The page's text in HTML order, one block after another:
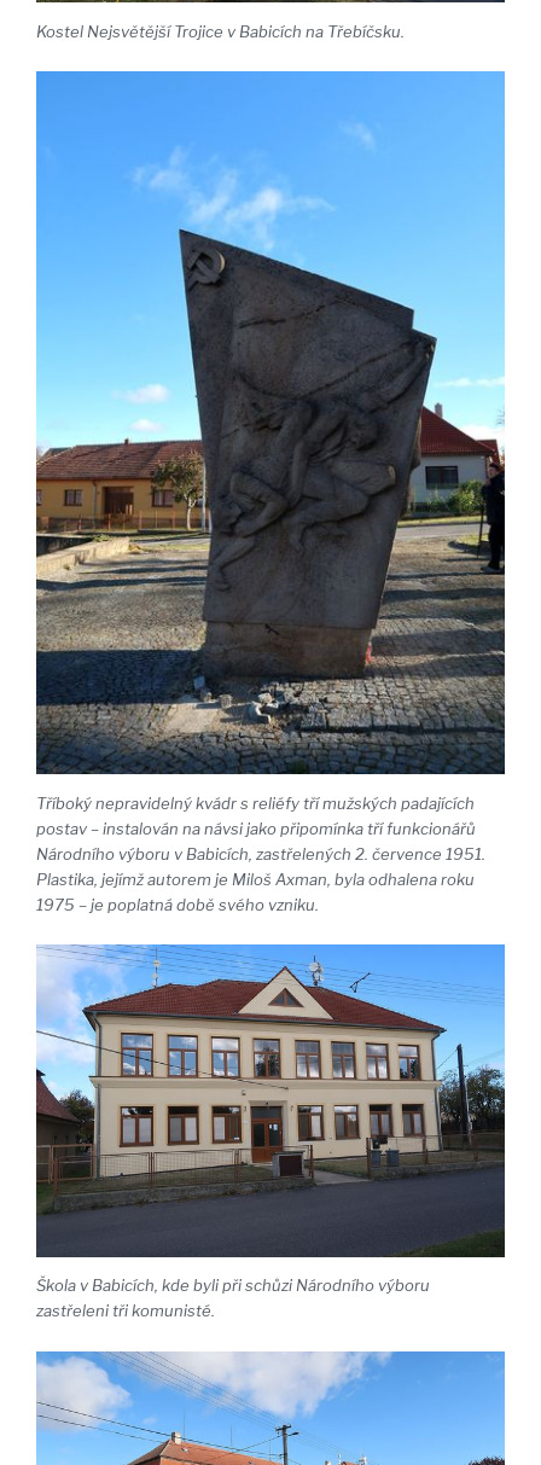
Kostel Nejsvětější Trojice v Babicích na Třebíčsku.
Tříboký nepravidelný kvádr s reliéfy tří mužských padajících
postav – instalován na návsi jako připomínka tří funkcionářů
Národního výboru v Babicích, zastřelených 2. července 1951.
Plastika, jejímž autorem je Miloš Axman, byla odhalena roku
1975 – je poplatná době svého vzniku.
Škola v Babicích, kde byli při schůzi Národního výboru
zastřeleni tři komunisté.